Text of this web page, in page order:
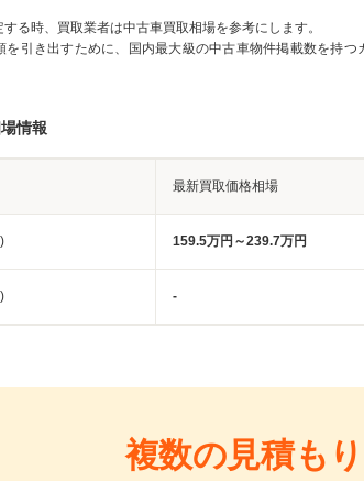
る時、買取業者は中古車買取相場を参考にします。
を引き出すために、国内最大級の中古車物件掲載数を持
情報
最新買取価格相場
159.5万円～239.7万円
-
複数の見積も